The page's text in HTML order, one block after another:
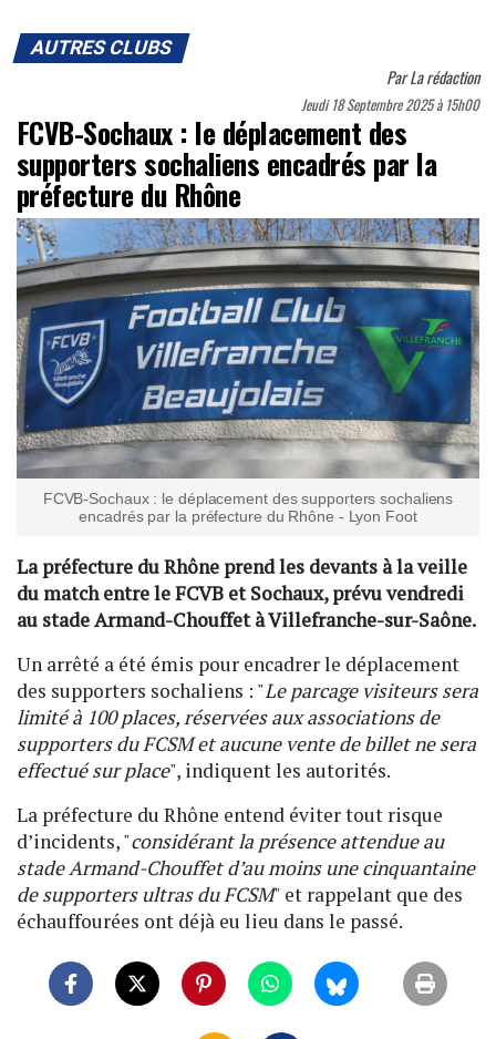
AUTRES CLUBS
ParLa rédaction
Jeudi 18 Septembre 2025 à 15h00
FCVB-Sochaux : le déplacement des
supporters sochaliens encadrés par la
préfecture du Rhône
FCVB-Sochaux : le déplacement des supporters sochaliens
encadrés par la préfecture du Rhône - Lyon Foot
La préfecture du Rhône prend les devants à la veille
du match entre le FCVB et Sochaux, prévu vendredi
au stade Armand-Chouffet à Villefranche-sur-Saône.
Un arrêté a été émis pour encadrer le déplacement
des supporters sochaliens : "Le parcage visiteurs sera
limité à 100 places, réservées aux associations de
supporters du FCSM et aucune vente de billet ne sera
effectué sur place", indiquent les autorités.
La préfecture du Rhône entend éviter tout risque
d’incidents, "considérant la présence attendue au
stade Armand-Chouffet d’au moins une cinquantaine
de supporters ultras du FCSM" et rappelant que des
échauffourées ont déjà eu lieu dans le passé.